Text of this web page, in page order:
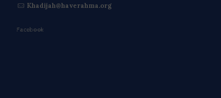
Khadijah@haverahma.org
Facebook